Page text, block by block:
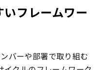
フレームワー
バーや部署で取り組む